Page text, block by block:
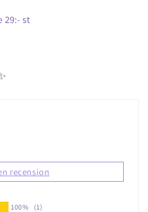
29:- st
recension
100%
(1)